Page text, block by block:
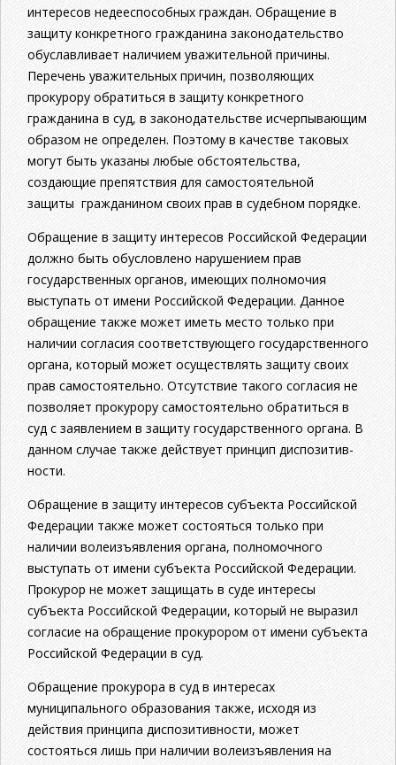
интересов недееспособных граждан. Обращение в
защиту конкретного гражданина законодательство
обуславливает наличием уважительной причины.
Перечень уважительных причин, позволяю­щих
прокурору обратиться в защиту конкретного
гражданина в суд, в законодательстве исчерпывающим
образом не определен. Поэтому в качестве таковых
могут быть указаны любые обстоя­тельства,
создающие препятствия для самостоятельной
защиты гражданином своих прав в судебном порядке.
Обращение в защиту интересов Российской Федерации
должно быть обусловлено нарушением прав
государственных органов, имеющих полномочия
выступать от имени Российской Федерации. Данное
обращение также может иметь место только при
наличии согласия соответствующего государственного
органа, который может осуществлять защиту своих
прав самостоятельно. Отсутст­вие такого согласия не
позволяет прокурору самостоятельно обратиться в
суд с заявлением в защиту государственного органа. В
данном случае также действует принцип диспозитив­
ности.
Обращение в защиту интересов субъекта Российской
Феде­рации также может состояться только при
наличии волеизъяв­ления органа, полномочного
выступать от имени субъекта Рос­сийской Федерации.
Прокурор не может защищать в суде интересы
субъекта Российской Федерации, который не выразил
согласие на обращение прокурором от имени субъекта
Российской Федерации в суд.
Обращение прокурора в суд в интересах
муниципального образо­вания также, исходя из
действия принципа диспозитивности, может
состояться лишь при наличии волеизъявления на